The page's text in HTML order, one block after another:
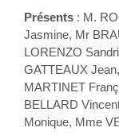
Présents : M.
Jasmine, Mr
LORENZO
GATTEAUX
MARTINET
BELLARD
Monique, Mme